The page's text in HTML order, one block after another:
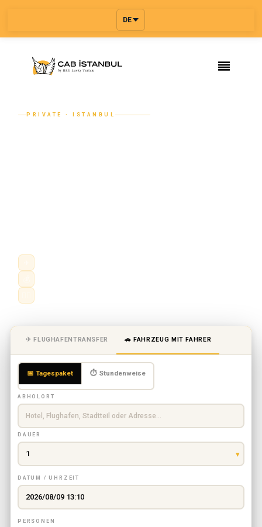
DE
PRIVATE · ISTANBUL
✈ FLUGHAFENTRANSFER 🚗 FAHRZEUG MIT FAHRER
📅 Tagespaket ⏱ Stundenweise
ABHOLORT
DAUER
DATUM / UHRZEIT
PERSONEN